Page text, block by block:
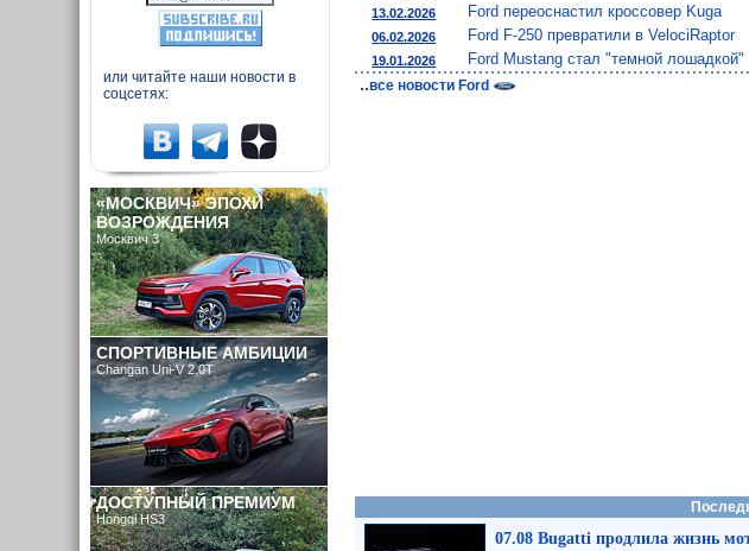
13.02.2026 Ford переоснастил кроссовер Kuga
06.02.2026 Ford F-250 превратили в VelociRaptor
19.01.2026 Ford Mustang стал "темной лошадкой"
..все новости Ford
07.08 Bugatti продлила жизнь
или читайте наши новости в
соцсетях:
«МОСКВИЧ» ЭПОХИ
ВОЗРОЖДЕНИЯ
Москвич 3
СПОРТИВНЫЕ АМБИЦИИ
Changan Uni-V 2.0T
ДОСТУПНЫЙ ПРЕМИУМ
Hongqi HS3